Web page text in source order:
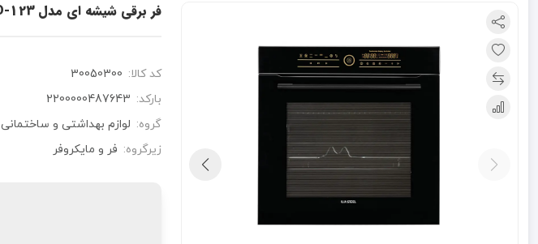
فر برقی شیشه ای مدل IO-123 ایلیا استیل ILIA STEEL
کد کالا: 30050300
بارکد: 2200000487643
گروه: لوازم بهداشتی و ساختمانی
زیرگروه: فر و مایکروفر